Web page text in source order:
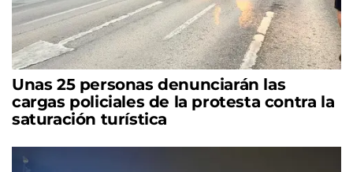
Unas 25 personas denunciarán las
cargas policiales de la protesta contra la
saturación turística